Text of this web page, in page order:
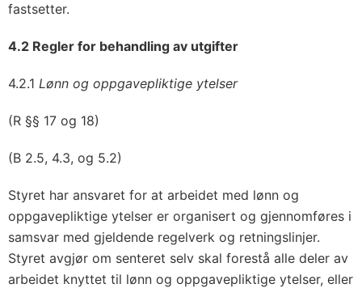
fastsetter.
4.2 Regler for behandling av utgifter
4.2.1 Lønn og oppgavepliktige ytelser
(R §§ 17 og 18)
(B 2.5, 4.3, og 5.2)
Styret har ansvaret for at arbeidet med lønn og
oppgavepliktige ytelser er organisert og gjennomføres i
samsvar med gjeldende regelverk og retningslinjer.
Styret avgjør om senteret selv skal forestå alle deler av
arbeidet knyttet til lønn og oppgavepliktige ytelser, eller